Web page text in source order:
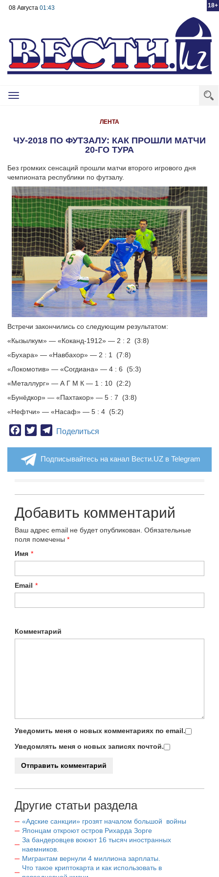
18+
08 Августа 01:43
Toggle
ЛЕНТА
ЧУ-2018 ПО ФУТЗАЛУ: КАК ПРОШЛИ МАТЧИ
20-ГО ТУРА
Без громких сенсаций прошли матчи второго игрового дня
чемпионата республики по футзалу.
Встречи закончились со следующим результатом:
«Кызылкум» — «Коканд-1912» — 2 : 2 (3:8)
«Бухара» — «Навбахор» — 2 : 1 (7:8)
«Локомотив» — «Согдиана» — 4 : 6 (5:3)
«Металлург» — А Г М К — 1 : 10 (2:2)
«Бунёдкор» — «Пахтакор» — 5 : 7 (3:8)
«Нефтчи» — «Насаф» — 5 : 4 (5:2)
Facebook
TwitterTelegram
Поделиться
Подписывайтесь на канал Вести.UZ в Telegram
Добавить комментарий
Ваш адрес email не будет опубликован. Обязательные
поля помечены *
Имя *
Email *
Комментарий
Уведомить меня о новых комментариях по email.
Уведомлять меня о новых записях почтой.
Другие статьи раздела
«Адские санкции» грозят началом большой войны
Японцам откроют остров Рихарда Зорге
За бандеровцев воюют 16 тысяч иностранных
наемников.
Мигрантам вернули 4 миллиона зарплаты.
Что такое криптокарта и как использовать в